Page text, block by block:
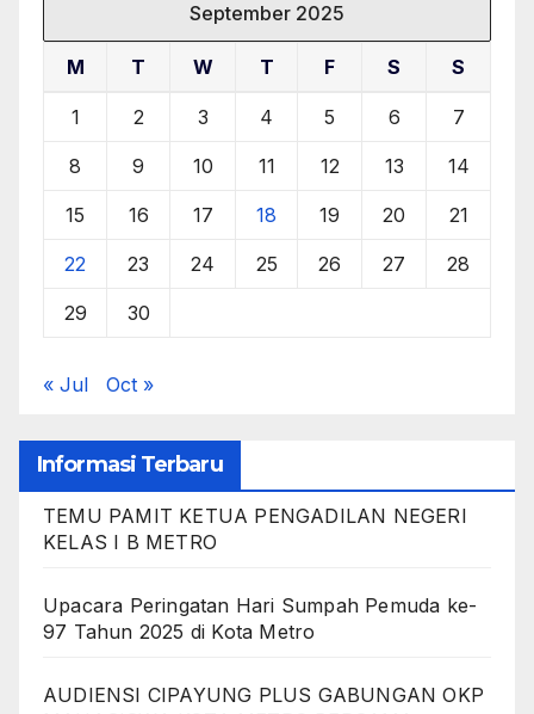
September 2025
M T W T F S S
1 2 3 4 5 6 7
8 9 10 11 12 13 14
15 16 17 18 19 20 21
22 23 24 25 26 27 28
29 30
« Jul Oct »
Informasi Terbaru
TEMU PAMIT KETUA PENGADILAN NEGERI
KELAS I B METRO
Upacara Peringatan Hari Sumpah Pemuda ke-
97 Tahun 2025 di Kota Metro
AUDIENSI CIPAYUNG PLUS GABUNGAN OKP